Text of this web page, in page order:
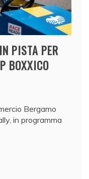
PISTA PER
BOXXICO
Bergamo
in programma